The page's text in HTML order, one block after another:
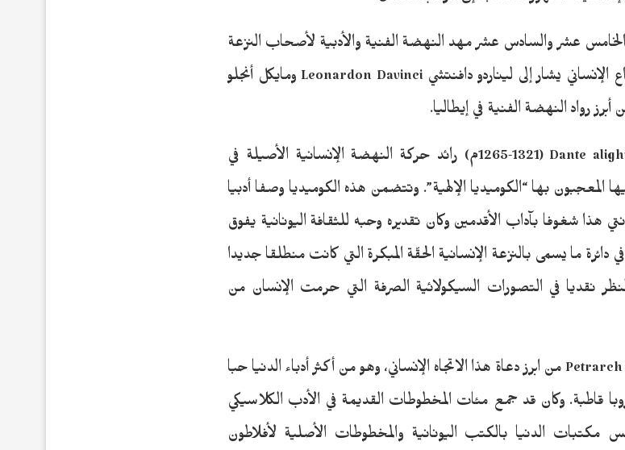
الخامس عشر والسادس عشر مهد النهضة الفنية والأدبية لأصحاب النزعة
الإنسانية في أوروبا. ومن أبرز رواد هذا الإبداع الإنساني يشار إلى ليناردو دافنتشي Leonardon Davinci ومايكل أنجلو
ويعد الأديب المشهور دانتي اليغايري Dante alighieri (1265-1321م) رائد حركة النهضة الإنسانية الأصيلة في
المعجبون بها “الكوميديا الإلهية”. وتتضمن هذه الكوميديا وصفا أدبيا
هذا شغوفا بآداب الأقدمين وكان تقديره وحبه للثقافة اليونانية يفوق
ما يسمى بالنزعة الإنسانية الحقّة المبكرة التي كانت منطلقا جديدا
نقديا في التصورات السيكولائية الصرفة التي حرمت الإنسان من
ويعد الأديب المشهور بترارك Petrarch (1304-1374) من ابرز دعاة هذا الاتجاه الإنساني، وهو من أكثر أدباء الدنيا حبا
قاطبة. وكان قد جمع مئات المخطوطات القديمة في الأدب الكلاسيكي
الدنيا بالكتب اليونانية والمخطوطات الأصلية لأفلاطون